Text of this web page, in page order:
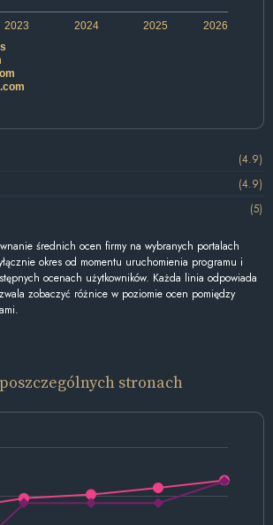
2024 2026
2023 2025
(4.9)
(4.9)
(5)
średnich ocen firmy na wybranych portalach
okres od momentu uruchomienia programu i
ocenach użytkowników. Każda linia odpowiada
zobaczyć różnice w poziomie ocen pomiędzy
stronach